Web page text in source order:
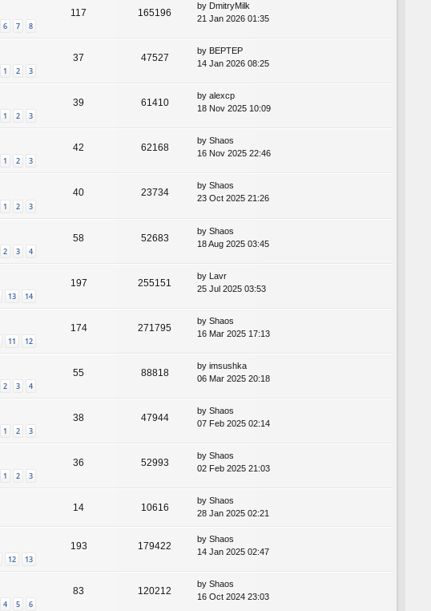
6 7 8
117 165196
by DmitryMilk
21 Jan 2026 01:35
1 2 3
37 47527
by BEPTEP
14 Jan 2026 08:25
1 2 3
39 61410
by alexcp
18 Nov 2025 10:09
1 2 3
42 62168
by Shaos
16 Nov 2025 22:46
1 2 3
40 23734
by Shaos
23 Oct 2025 21:26
2 3 4
58 52683
by Shaos
18 Aug 2025 03:45
13 14
197 255151
by Lavr
25 Jul 2025 03:53
11 12
174 271795
by Shaos
16 Mar 2025 17:13
2 3 4
55 88818
by imsushka
06 Mar 2025 20:18
1 2 3
38 47944
by Shaos
07 Feb 2025 02:14
1 2 3
36 52993
by Shaos
02 Feb 2025 21:03
14 10616
by Shaos
28 Jan 2025 02:21
12 13
193 179422
by Shaos
14 Jan 2025 02:47
4 5 6
83 120212
by Shaos
16 Oct 2024 23:03